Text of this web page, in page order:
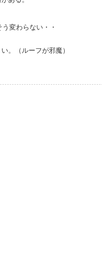
変わらない・・
。（ルーフが邪魔）